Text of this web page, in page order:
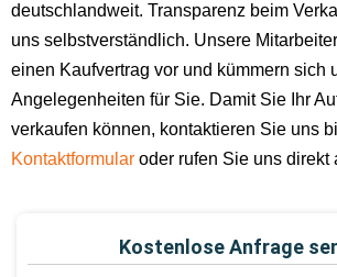
deutschlandweit. Transparenz beim
uns selbstverständlich. Unsere
einen Kaufvertrag vor und kümmern sich
Angelegenheiten für Sie. Damit Sie Ihr
verkaufen können, kontaktieren Sie uns
Kontaktformular oder rufen Sie uns direkt